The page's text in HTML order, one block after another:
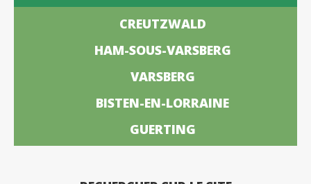
CREUTZWALD
HAM-SOUS-VARSBERG
VARSBERG
BISTEN-EN-LORRAINE
GUERTING